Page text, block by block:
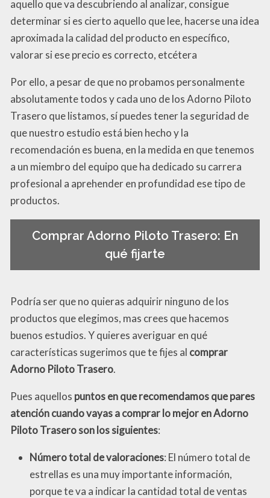
aquello que va descubriendo al analizar, consigue
determinar si es cierto aquello que lee, hacerse una idea
aproximada la calidad del producto en específico,
valorar si ese precio es correcto, etcétera
Por ello, a pesar de que no probamos personalmente
absolutamente todos y cada uno de los Adorno Piloto
Trasero que listamos, sí puedes tener la seguridad de
que nuestro estudio está bien hecho y la
recomendación es buena, en la medida en que tenemos
a un miembro del equipo que ha dedicado su carrera
profesional a aprehender en profundidad ese tipo de
productos.
Comprar Adorno Piloto Trasero: En
qué fijarte
Podría ser que no quieras adquirir ninguno de los
productos que elegimos, mas crees que hacemos
buenos estudios. Y quieres averiguar en qué
características sugerimos que te fijes al comprar
Adorno Piloto Trasero.
Pues aquellos puntos en que recomendamos que pares
atención cuando vayas a comprar lo mejor en Adorno
Piloto Trasero son los siguientes:
Número total de valoraciones: El número total de
estrellas es una muy importante información,
porque te va a indicar la cantidad total de ventas